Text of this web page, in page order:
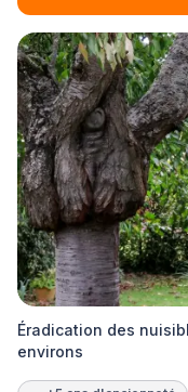
Éradication des
environs